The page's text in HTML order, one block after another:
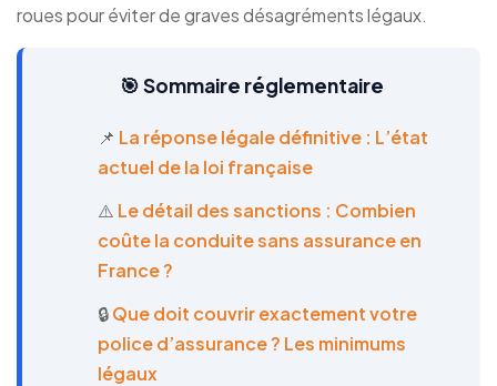
roues pour éviter de graves désagréments légaux.
🎯 Sommaire réglementaire
📌 La réponse légale définitive : L’état
actuel de la loi française
⚠️ Le détail des sanctions : Combien
coûte la conduite sans assurance en
France ?
🔒Que doit couvrir exactement votre
police d’assurance ? Les minimums
légaux